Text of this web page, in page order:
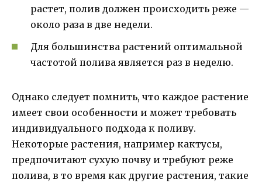
растет, полив должен происходить реже —
около раза в две недели.
Для большинства растений оптимальной
частотой полива является раз в неделю.
Однако следует помнить, что каждое растение
имеет свои особенности и может требовать
индивидуального подхода к поливу.
Некоторые растения, например кактусы,
предпочитают сухую почву и требуют реже
полива, в то время как другие растения, такие